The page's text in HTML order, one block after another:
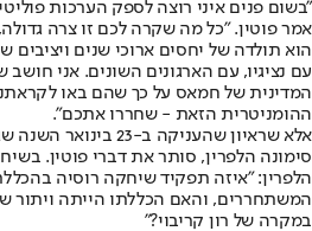
"בשום פנים איני רוצה לספק הערכות
אמר פוטין. "כל מה שקרה לכם זו צרה
הוא תולדה של יחסים ארוכי שנים
עם נציגיו, עם הארגונים השונים. אני חושב
המדינית של חמאס על כך שהם באו
ההומניטרית הזאת - שחררו אתכם".
אלא שראיון שהעניקה ב-
הלפרין: "איזה תפקיד שיחקה רוסיה
המשתחררים, והאם הכללתו הייתה ויתור
במקרה של רון קריבוי?"